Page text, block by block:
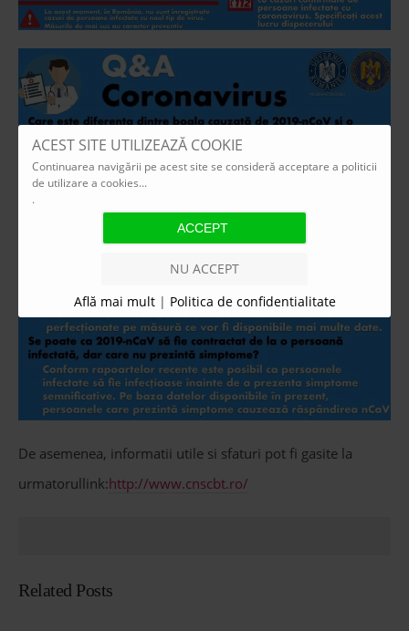
De asemenea, informatii utile si sfaturi pot fi gasite la
urmatorullink:http://www.cnscbt.ro/
Related Posts
ACEST SITE UTILIZEAZĂ COOKIE
Continuarea navigării pe acest site se consideră acceptare a politicii
de utilizare a cookies...
.
NU ACCEPT
Află mai mult | Politica de confidentialitate